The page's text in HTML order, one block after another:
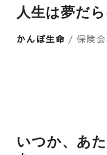
人生は夢だら
かんぽ生命 / 保険会
いつか、あ